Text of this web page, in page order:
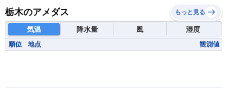
栃木のアメダス もっと見る
気温 降水量 風 湿度
順位 地点 観測値